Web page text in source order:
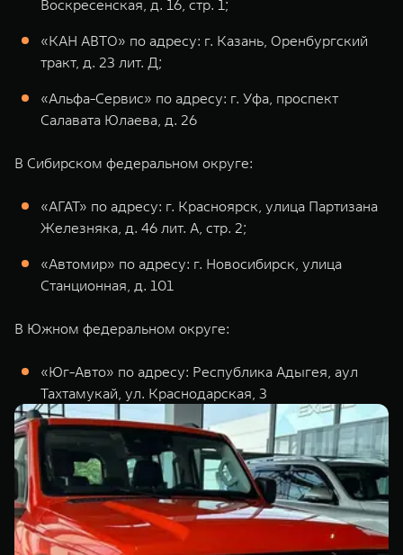
Воскресенская, д. 16, стр. 1;
«КАН АВТО» по адресу: г. Казань, Оренбургский
тракт, д. 23 лит. Д;
«Альфа-Сервис» по адресу: г. Уфа, проспект
Салавата Юлаева, д. 26
В Сибирском федеральном округе:
«АГАТ» по адресу: г. Красноярск, улица Партизана
Железняка, д. 46 лит. А, стр. 2;
«Автомир» по адресу: г. Новосибирск, улица
Станционная, д. 101
В Южном федеральном округе:
«Юг-Авто» по адресу: Республика Адыгея, аул
Тахтамукай, ул. Краснодарская, 3